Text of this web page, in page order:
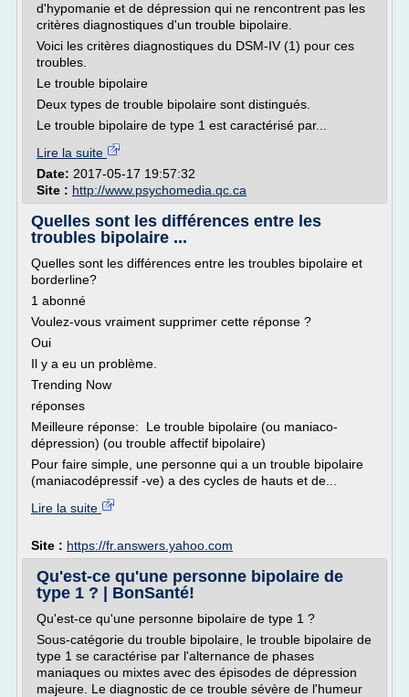
d'hypomanie et de dépression qui ne rencontrent pas les
critères diagnostiques d'un trouble bipolaire.
Voici les critères diagnostiques du DSM-IV (1) pour ces
troubles.
Le trouble bipolaire
Deux types de trouble bipolaire sont distingués.
Le trouble bipolaire de type 1 est caractérisé par...
Lire la suite
Date: 2017-05-17 19:57:32
Site : http://www.psychomedia.qc.ca
Quelles sont les différences entre les
troubles bipolaire ...
Quelles sont les différences entre les troubles bipolaire et
borderline?
1 abonné
Voulez-vous vraiment supprimer cette réponse ?
Oui
Il y a eu un problème.
Trending Now
réponses
Meilleure réponse: Le trouble bipolaire (ou maniaco-
dépression) (ou trouble affectif bipolaire)
Pour faire simple, une personne qui a un trouble bipolaire
(maniacodépressif -ve) a des cycles de hauts et de...
Lire la suite
Site : https://fr.answers.yahoo.com
Qu'est-ce qu'une personne bipolaire de
type 1 ? | BonSanté!
Qu'est-ce qu'une personne bipolaire de type 1 ?
Sous-catégorie du trouble bipolaire, le trouble bipolaire de
type 1 se caractérise par l'alternance de phases
maniaques ou mixtes avec des épisodes de dépression
majeure. Le diagnostic de ce trouble sévère de l'humeur